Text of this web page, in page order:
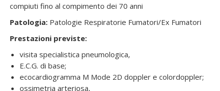
compiuti fino al compimento dei 70 anni
Patologia: Patologie Respiratorie Fumatori/Ex Fumatori
Prestazioni previste:
visita specialistica pneumologica,
E.C.G. di base;
ecocardiogramma M Mode 2D doppler e colordoppler;
ossimetria arteriosa,